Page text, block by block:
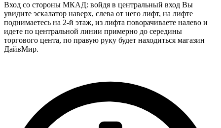
Вход со стороны МКАД: войдя в центральный вход Вы
увидите эскалатор наверх, слева от него лифт, на лифте
поднимаетесь на 2-й этаж, из лифта поворачиваете налево и
идете по центральной линии примерно до середины
торгового цента, по правую руку будет находиться магазин
ДайвМир.